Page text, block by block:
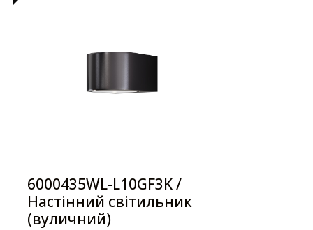
6000435WL-L10GF3K /
Настінний світильник
(вуличний)